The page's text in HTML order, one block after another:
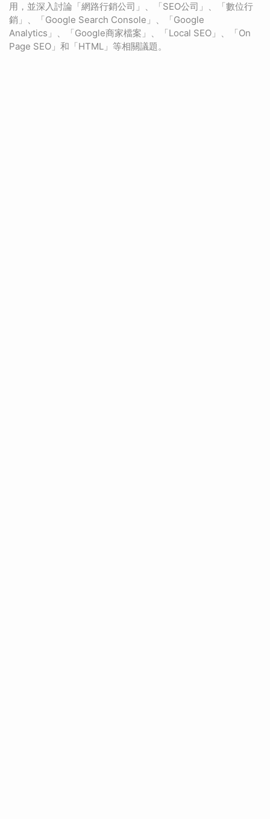
用，並深入討論「網路行銷公司」、「SEO公司」、「數位行
銷」、「Google Search Console」、「Google
Analytics」、「Google商家檔案」、「Local SEO」、「On
Page SEO」和「HTML」等相關議題。